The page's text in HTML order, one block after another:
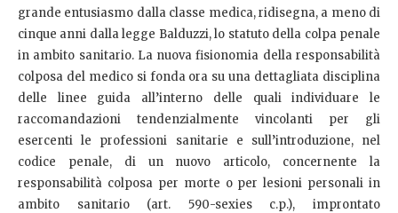
grande entusiasmo dalla classe medica, ridisegna, a meno di
cinque anni dalla legge Balduzzi, lo statuto della colpa penale
in ambito sanitario. La nuova fisionomia della responsabilità
colposa del medico si fonda ora su una dettagliata disciplina
delle linee guida all’interno delle quali individuare le
raccomandazioni tendenzialmente vincolanti per gli
esercenti le professioni sanitarie e sull’introduzione, nel
codice penale, di un nuovo articolo, concernente la
responsabilità colposa per morte o per lesioni personali in
ambito sanitario (art. 590-sexies c.p.), improntato